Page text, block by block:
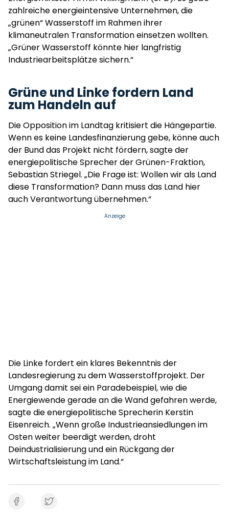
zahlreiche energieintensive Unternehmen, die
„grünen“ Wasserstoff im Rahmen ihrer
klimaneutralen Transformation einsetzen wollten.
„Grüner Wasserstoff könnte hier langfristig
Industriearbeitsplätze sichern.“
Grüne und Linke fordern Land
zum Handeln auf
Die Opposition im Landtag kritisiert die Hängepartie.
Wenn es keine Landesfinanzierung gebe, könne auch
der Bund das Projekt nicht fördern, sagte der
energiepolitische Sprecher der Grünen-Fraktion,
Sebastian Striegel. „Die Frage ist: Wollen wir als Land
diese Transformation? Dann muss das Land hier
auch Verantwortung übernehmen.“
Anzeige
Die Linke fordert ein klares Bekenntnis der
Landesregierung zu dem Wasserstoffprojekt. Der
Umgang damit sei ein Paradebeispiel, wie die
Energiewende gerade an die Wand gefahren werde,
sagte die energiepolitische Sprecherin Kerstin
Eisenreich. „Wenn große Industrieansiedlungen im
Osten weiter beerdigt werden, droht
Deindustrialisierung und ein Rückgang der
Wirtschaftsleistung im Land.“